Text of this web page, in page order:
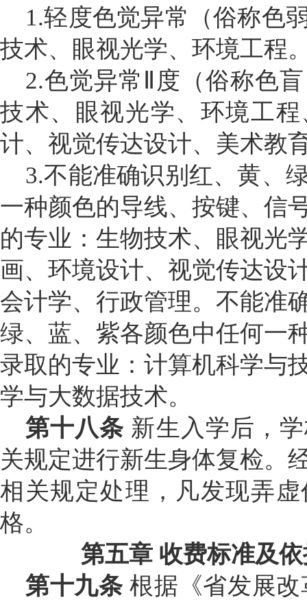
1.轻度色觉异常（俗称色
技术、眼视光学、环境工程
2.色觉异常Ⅱ度（俗称色
技术、眼视光学、环境工
计、视觉传达设计、美术教
3.不能准确识别红、黄、
一种颜色的导线、按键、信
的专业：生物技术、眼视光
画、环境设计、视觉传达设
会计学、行政管理。不能准
绿、蓝、紫各颜色中任何一
录取的专业：计算机科学与
学与大数据技术。
第十八条 新生入学后，
关规定进行新生身体复检。
相关规定处理，凡发现弄
格。
第五章 收费标准及
第十九条 根据《省发展改